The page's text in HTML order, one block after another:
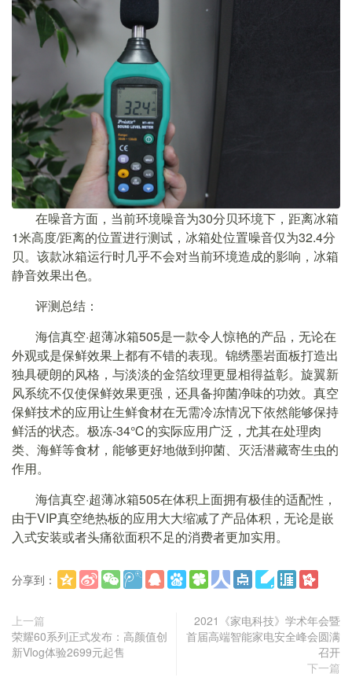
在噪音方面，当前环境噪音为30分贝环境下，距离冰箱
1米高度/距离的位置进行测试，冰箱处位置噪音仅为32.4分
贝。该款冰箱运行时几乎不会对当前环境造成的影响，冰箱
静音效果出色。
评测总结：
海信真空·超薄冰箱505是一款令人惊艳的产品，无论在
外观或是保鲜效果上都有不错的表现。锦绣墨岩面板打造出
独具硬朗的风格，与淡淡的金箔纹理更显相得益彰。旋翼新
风系统不仅使保鲜效果更强，还具备抑菌净味的功效。真空
保鲜技术的应用让生鲜食材在无需冷冻情况下依然能够保持
鲜活的状态。极冻-34℃的实际应用广泛，尤其在处理肉
类、海鲜等食材，能够更好地做到抑菌、灭活潜藏寄生虫的
作用。
海信真空·超薄冰箱505在体积上面拥有极佳的适配性，
由于VIP真空绝热板的应用大大缩减了产品体积，无论是嵌
入式安装或者头痛欲面积不足的消费者更加实用。
分享到：
上一篇
荣耀60系列正式发布：高颜值创
新Vlog体验2699元起售
2021《家电科技》学术年会暨
首届高端智能家电安全峰会圆满
召开
下一篇